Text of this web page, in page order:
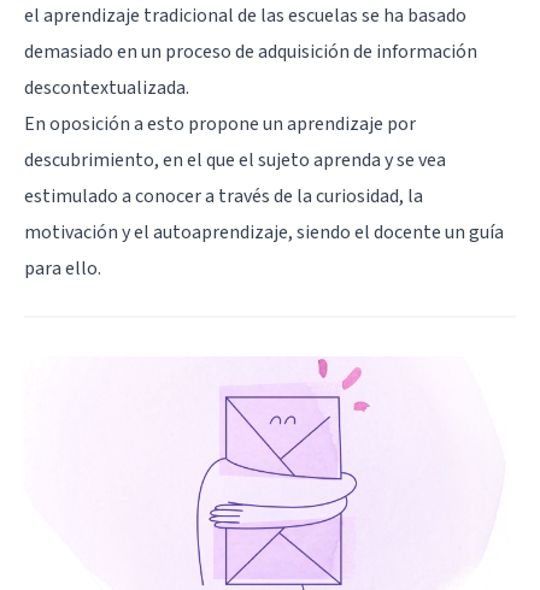
el aprendizaje tradicional de las escuelas se ha basado
demasiado en un proceso de adquisición de información
descontextualizada.
En oposición a esto propone un aprendizaje por
descubrimiento, en el que el sujeto aprenda y se vea
estimulado a conocer a través de la curiosidad, la
motivación y el autoaprendizaje, siendo el docente un guía
para ello.